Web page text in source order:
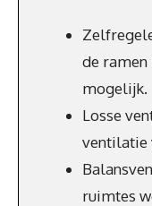
de
mogelijk.
Losse
ventilatie
ruimtes